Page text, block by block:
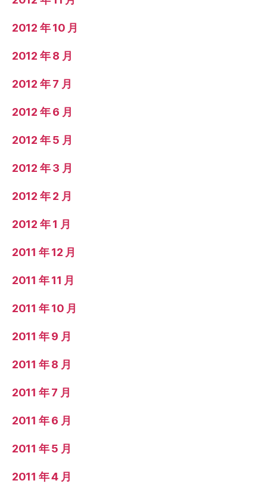
2012 年 10 月
2012 年 8 月
2012 年 7 月
2012 年 6 月
2012 年 5 月
2012 年 3 月
2012 年 2 月
2012 年 1 月
2011 年 12 月
2011 年 11 月
2011 年 10 月
2011 年 9 月
2011 年 8 月
2011 年 7 月
2011 年 6 月
2011 年 5 月
2011 年 4 月